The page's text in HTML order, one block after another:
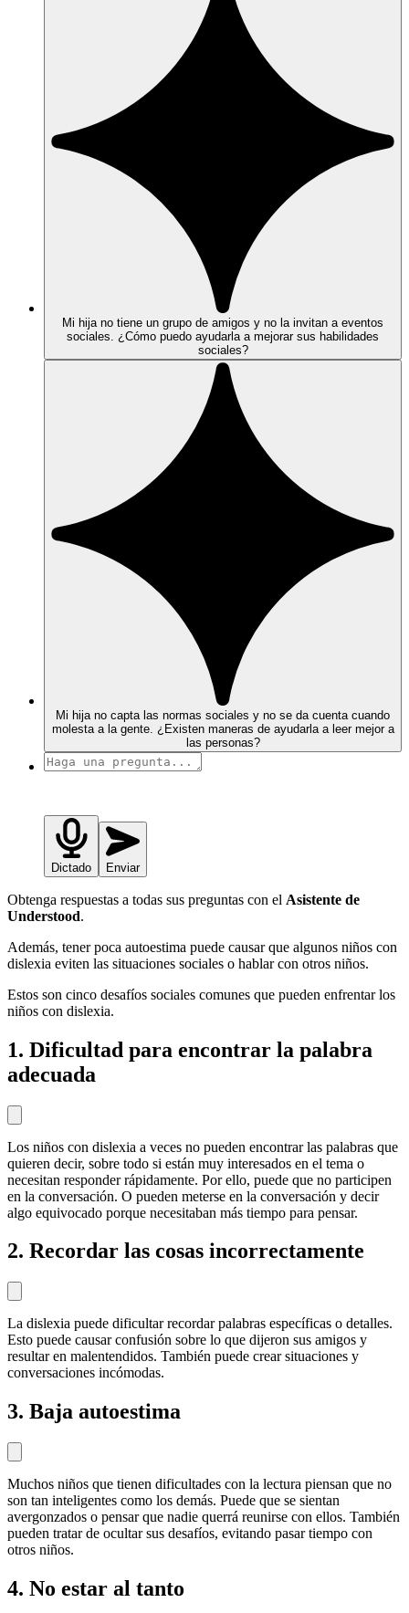
Mi hija no tiene un grupo de amigos y no la invitan a eventos
sociales. ¿Cómo puedo ayudarla a mejorar sus habilidades
sociales?
Mi hija no capta las normas sociales y no se da cuenta cuando
molesta a la gente. ¿Existen maneras de ayudarla a leer mejor a
las personas?
Dictado Enviar
Obtenga respuestas a todas sus preguntas con el Asistente de
Understood.
Además, tener poca autoestima puede causar que algunos niños con
dislexia eviten las situaciones sociales o hablar con otros niños.
Estos son cinco desafíos sociales comunes que pueden enfrentar los
niños con dislexia.
1. Dificultad para encontrar la palabra
adecuada
Los niños con dislexia a veces no pueden encontrar las palabras que
quieren decir, sobre todo si están muy interesados en el tema o
necesitan responder rápidamente. Por ello, puede que no participen
en la conversación. O pueden meterse en la conversación y decir
algo equivocado porque necesitaban más tiempo para pensar.
2. Recordar las cosas incorrectamente
La dislexia puede dificultar recordar palabras específicas o detalles.
Esto puede causar confusión sobre lo que dijeron sus amigos y
resultar en malentendidos. También puede crear situaciones y
conversaciones incómodas.
3. Baja autoestima
Muchos niños que tienen dificultades con la lectura piensan que no
son tan inteligentes como los demás. Puede que se sientan
avergonzados o pensar que nadie querrá reunirse con ellos. También
pueden tratar de ocultar sus desafíos, evitando pasar tiempo con
otros niños.
4. No estar al tanto